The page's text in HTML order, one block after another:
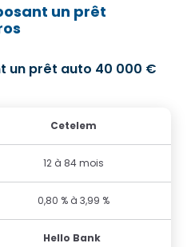
un prêt
un prêt auto 40 000 €
Cetelem
12 à 84 mois
0,80 % à 3,99 %
Hello Bank